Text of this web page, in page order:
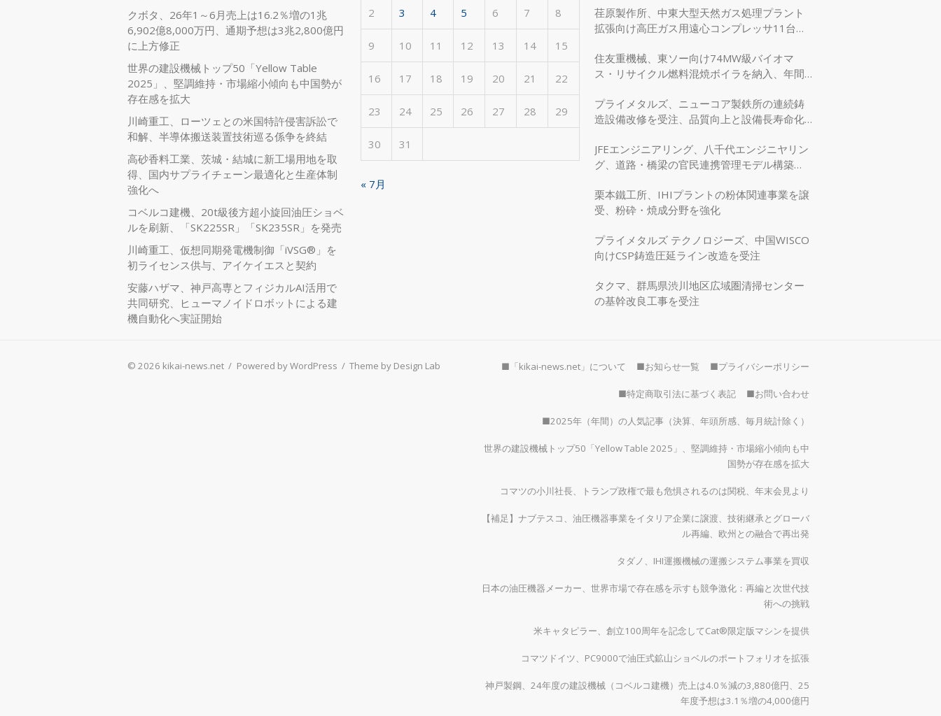
クボタ、26年1～6月売上は16.2％増の1兆
6,902億8,000万円、通期予想は3兆2,800億円
に上方修正
世界の建設機械トップ50「Yellow Table
2025」、堅調維持・市場縮小傾向も中国勢が
存在感を拡大
川崎重工、ローツェとの米国特許侵害訴訟で
和解、半導体搬送装置技術巡る係争を終結
高砂香料工業、茨城・結城に新工場用地を取
得、国内サプライチェーン最適化と生産体制
強化へ
コベルコ建機、20t級後方超小旋回油圧ショベ
ルを刷新、「SK225SR」「SK235SR」を発売
川崎重工、仮想同期発電機制御「iVSG®」を
初ライセンス供与、アイケイエスと契約
安藤ハザマ、神戸高専とフィジカルAI活用で
共同研究、ヒューマノイドロボットによる建
機自動化へ実証開始
2 3 4 5 6 7 8
9 10 11 12 13 14 15
16 17 18 19 20 21 22
23 24 25 26 27 28 29
30 31
« 7月
荏原製作所、中東大型天然ガス処理プラント
拡張向け高圧ガス用遠心コンプレッサ11台を
住友重機械、東ソー向け74MW級バイオマ
ス・リサイクル燃料混焼ボイラを納入、年間
プライメタルズ、ニューコア製鉄所の連続鋳
造設備改修を受注、品質向上と設備長寿命化
JFEエンジニアリング、八千代エンジニヤリン
グ、道路・橋梁の官民連携管理モデル構築
栗本鐵工所、IHIプラントの粉体関連事業を譲
受、粉砕・焼成分野を強化
プライメタルズ テクノロジーズ、中国WISCO
向けCSP鋳造圧延ライン改造を受注
タクマ、群馬県渋川地区広域圏清掃センター
の基幹改良工事を受注
© 2026 kikai-news.net / Powered by WordPress / Theme by Design Lab ■「kikai-news.net」について ■お知らせ一覧 ■プライバシーポリシー
■特定商取引法に基づく表記 ■お問い合わせ
■2025年（年間）の人気記事（決算、年頭所感、毎月統計除く）
世界の建設機械トップ50「Yellow Table 2025」、堅調維持・市場縮小傾向も中
国勢が存在感を拡大
コマツの小川社長、トランプ政権で最も危惧されるのは関税、年末会見より
【補足】ナブテスコ、油圧機器事業をイタリア企業に譲渡、技術継承とグローバ
ル再編、欧州との融合で再出発
タダノ、IHI運搬機械の運搬システム事業を買収
日本の油圧機器メーカー、世界市場で存在感を示すも競争激化：再編と次世代技
術への挑戦
米キャタピラー、創立100周年を記念してCat®限定版マシンを提供
コマツドイツ、PC9000で油圧式鉱山ショベルのポートフォリオを拡張
神戸製鋼、24年度の建設機械（コベルコ建機）売上は4.0％減の3,880億円、25
年度予想は3.1％増の4,000億円